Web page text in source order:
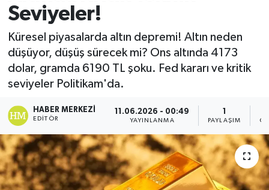
Seviyeler!
Küresel piyasalarda altın depremi! Altın neden
düşüyor, düşüş sürecek mi? Ons altında 4173
dolar, gramda 6190 TL şoku. Fed kararı ve kritik
seviyeler Politikam'da.
HABER MERKEZI
EDITÖR
11.06.2026 - 00:49
YAYINLANMA
1
PAYLAŞIM
BİYOGRAFİLER
Burhaniye
ÇEVRE
DÜNYA
Dursunbey
Edremit
Tüm Manşetler
Son Dakika Haberleri
Haber Arşivi